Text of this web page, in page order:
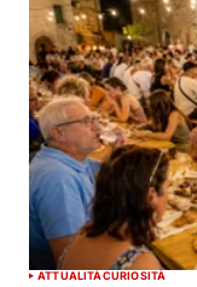
ATTUALITÀCURIOSITÀ